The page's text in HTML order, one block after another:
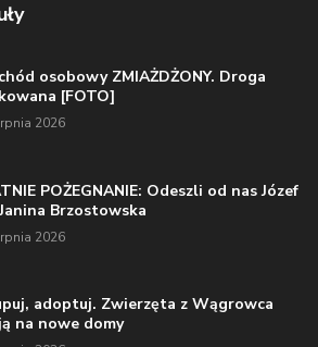
osobowy ZMIAŻDŻONY. Droga
[FOTO]
2026
POŻEGNANIE: Odeszli od nas Józef
Brzostowska
2026
adoptuj. Zwierzęta z Wągrowca
na nowe domy